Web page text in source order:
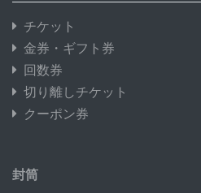
チケット
金券・ギフト券
回数券
切り離しチケット
クーポン券
封筒